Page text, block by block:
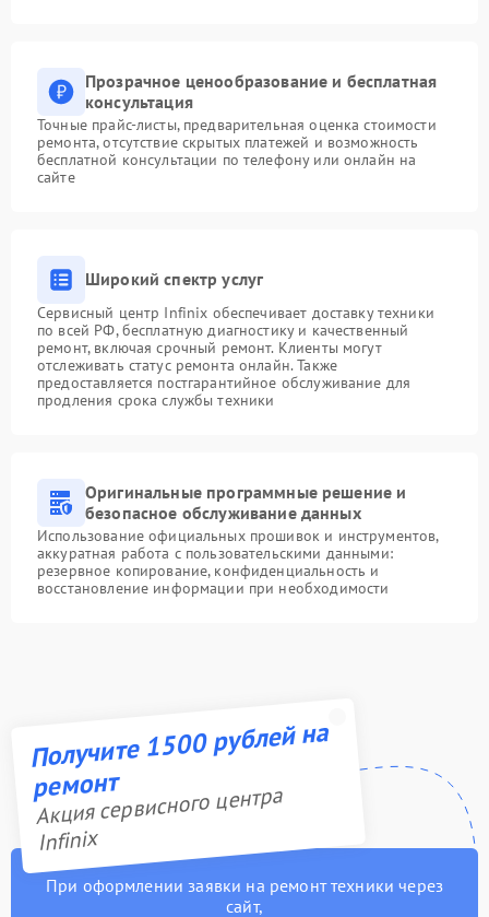
Прозрачное ценообразование и бесплатная
консультация
Точные прайс-листы, предварительная оценка стоимости
ремонта, отсутствие скрытых платежей и возможность
бесплатной консультации по телефону или онлайн на
сайте
Широкий спектр услуг
Сервисный центр Infinix обеспечивает доставку техники
по всей РФ, бесплатную диагностику и качественный
ремонт, включая срочный ремонт. Клиенты могут
отслеживать статус ремонта онлайн. Также
предоставляется постгарантийное обслуживание для
продления срока службы техники
Оригинальные программные решение и
безопасное обслуживание данных
Использование официальных прошивок и инструментов,
аккуратная работа с пользовательскими данными:
резервное копирование, конфиденциальность и
восстановление информации при необходимости
Получите 1500 рублей на
ремонт
Акция сервисного центра
Infinix
При оформлении заявки на ремонт техники через
сайт,